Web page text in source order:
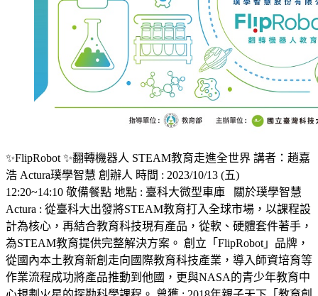
✨️FlipRobot ✨️翻轉機器人 STEAM教育走進全世界 講者：趙嘉
浩 Actura璞學智慧 創辦人 時間 : 2023/10/13 (五)
12:20~14:10 敬備餐點 地點 : 臺科大微型車庫 關於璞學智慧
Actura : 從臺科大出發將STEAM教育打入全球市場，以課程設
計為核心，再結合教育科技現有產品，從軟、硬體套件著手，
為STEAM教育提供完整解決方案。 創立「FlipRobot」品牌，
從國內本土教育新創走向國際教育科技產業，導入師資培育等
作業流程成功將產品推動到他國，更與NASA的青少年教育中